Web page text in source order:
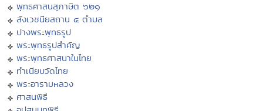
พุทธศาสนสุภาษิต ๖๒๑
สังเวชนียสถาน ๔ ตำบล
ปางพระพุทธรูป
พระพุทธรูปสำคัญ
พระพุทธศาสนาในไทย
ทำเนียบวัดไทย
พระอารามหลวง
ศาสนพิธี